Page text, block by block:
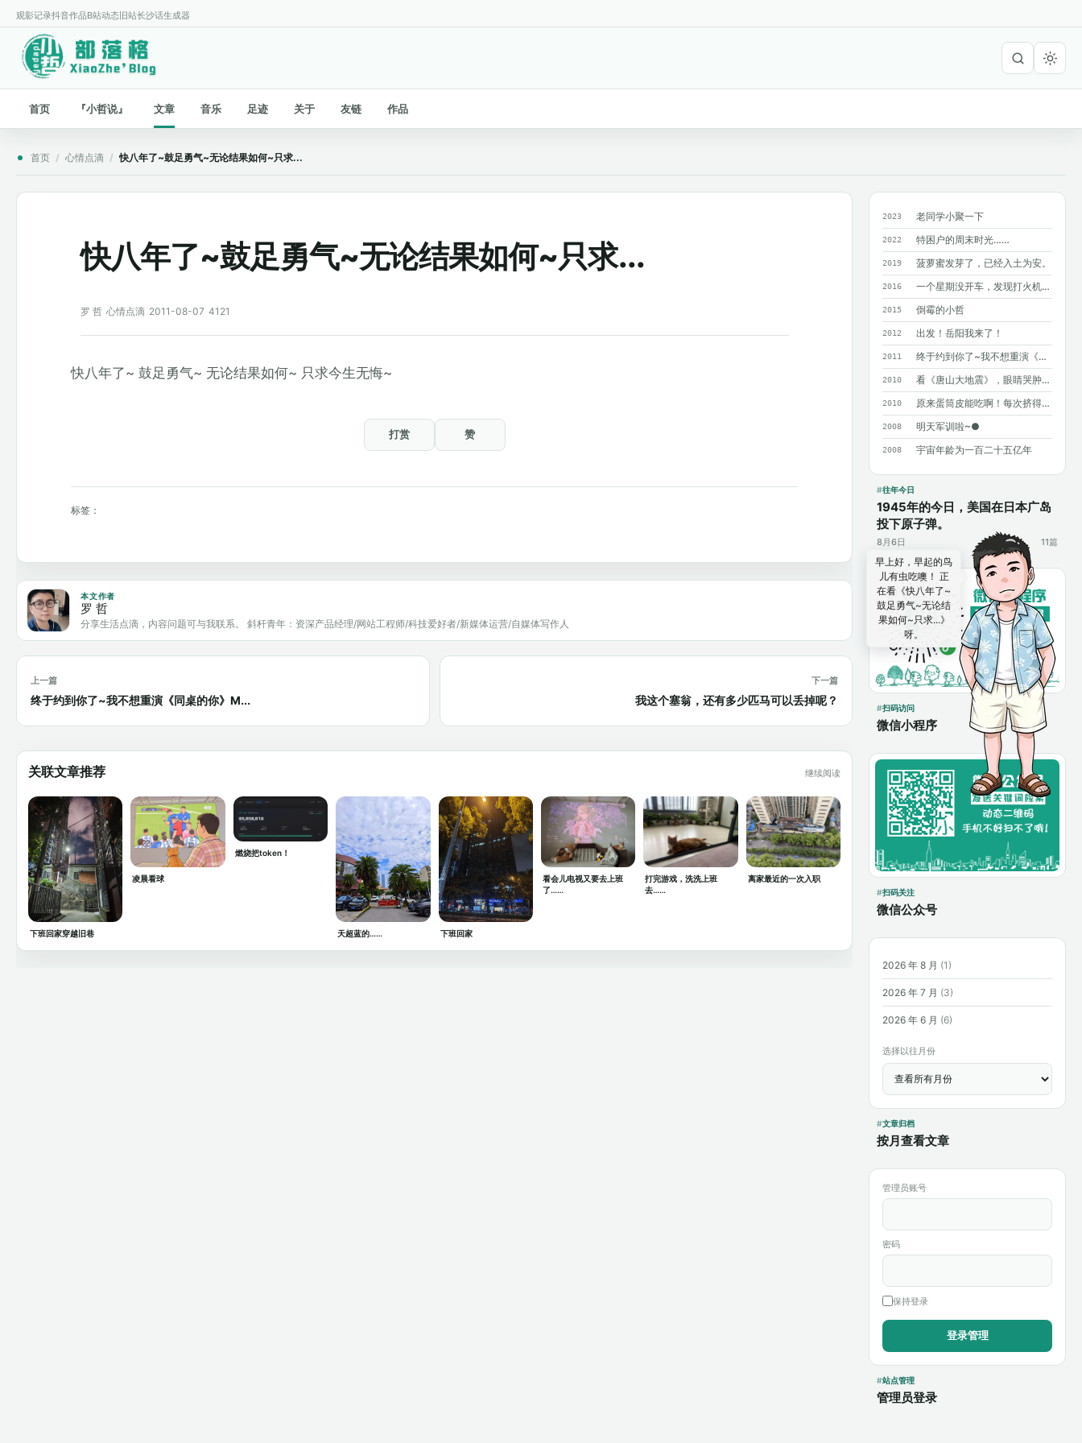
观影记录抖音作品B站动态 旧站长沙话生成器
首页 『小哲说』 文章 音乐 足迹 关于 友链 作品
首页 / 心情点滴 / 快八年了~鼓足勇气~无论结果如何~只求...
2023 老同学小聚一下
2022 特困户的周末时光……
2019 菠萝蜜发芽了，已经入土为安。
2016 一个星期没开车，发现打火机在暴晒的车里爆了！?
2015 倒霉的小哲
2012 出发！岳阳我来了！
2011 终于约到你了~我不想重演《同桌的你》M...
2010 看《唐山大地震》，眼睛哭肿了……
2010 原来蛋筒皮能吃啊！每次挤得满手都是……
2008 明天军训啦~●
2008 宇宙年龄为一百二十五亿年
往年今日
1945年的今日，美国在日本广岛
投下原子弹。
8月6日 11篇
扫码访问
微信小程序
扫码关注
微信公众号
2026 年 8 月 (1)
2026 年 7 月 (3)
2026 年 6 月 (6)
选择以往月份
文章归档
按月查看文章
管理员账号
密码
保持登录
站点管理
管理员登录
快八年了~鼓足勇气~无论结果如何~只求...
罗 哲 心情点滴 2011-08-07 4121
快八年了~ 鼓足勇气~ 无论结果如何~ 只求今生无悔~
打赏 赞
标签：
本文作者
罗 哲
分享生活点滴，内容问题可与我联系。 斜杆青年：资深产品经理/网站工程师/科技爱好者/新媒体运营/自媒体写作人
上一篇
终于约到你了~我不想重演《同桌的你》M...
下一篇
我这个塞翁，还有多少匹马可以丢掉呢？
关联文章推荐 继续阅读
下班回家穿越旧巷
凌晨看球
燃烧把token！
天超蓝的…… 下班回家
看会儿电视又要去上班
了……
打完游戏，洗洗上班
去……
离家最近的一次入职
早上好，早起的鸟
儿有虫吃噢！ 正
在看《快八年了~
鼓足勇气~无论结
果如何~只求...》
呀。